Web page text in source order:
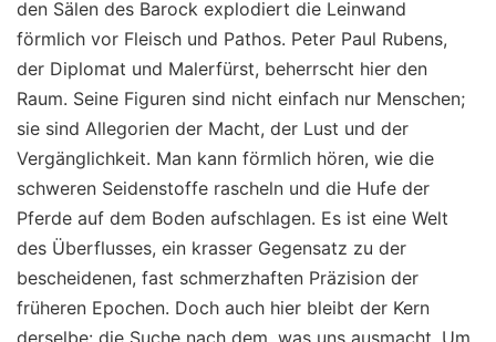
den Sälen des Barock explodiert die Leinwand
förmlich vor Fleisch und Pathos. Peter Paul Rubens,
der Diplomat und Malerfürst, beherrscht hier den
Raum. Seine Figuren sind nicht einfach nur Menschen;
sie sind Allegorien der Macht, der Lust und der
Vergänglichkeit. Man kann förmlich hören, wie die
schweren Seidenstoffe rascheln und die Hufe der
Pferde auf dem Boden aufschlagen. Es ist eine Welt
des Überflusses, ein krasser Gegensatz zu der
bescheidenen, fast schmerzhaften Präzision der
früheren Epochen. Doch auch hier bleibt der Kern
derselbe: die Suche nach dem, was uns ausmacht. Um